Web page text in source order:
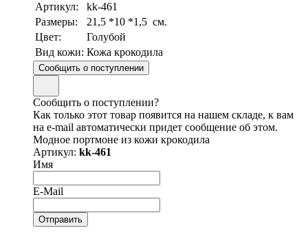
Артикул:
kk-461
Размеры:
21,5 *10 *1,5 см.
Цвет:
Голубой
Вид кожи: Кожа крокодила
Сообщить о поступлении
Сообщить о поступлении?
Как только этот товар появится на нашем складе, к вам
на e-mail автоматически придет сообщение об этом.
Модное портмоне из кожи крокодила
Артикул: kk-461
Имя
E-Mail